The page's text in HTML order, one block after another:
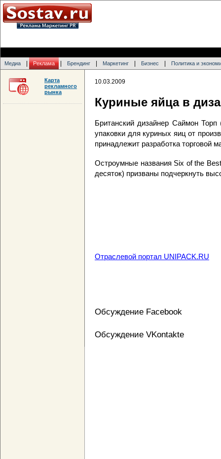
Медиа Реклама Брендинг Маркетинг Бизнес Политика и
10.03.2009
Куриные яйца в
Британский дизайнер Саймон Торп
упаковки для куриных яиц от
принадлежит разработка торговой
Остроумные названия Six of the
десяток) призваны подчеркнуть
Отраслевой портал UNIPACK.RU
Обсуждение Facebook
Обсуждение VKontakte
Карта
рекламного
рынка